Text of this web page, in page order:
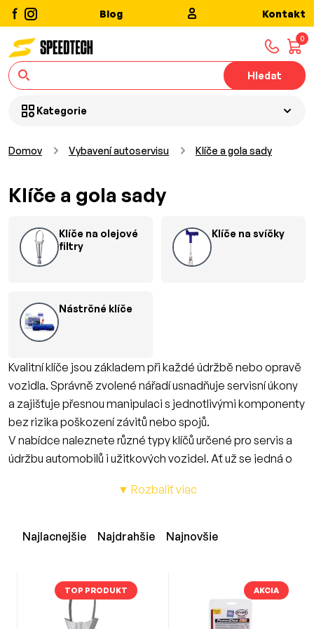
Blog Kontakt
0
Hledat
Kategorie
Domov Vybavení autoservisu Klíče a gola sady
Klíče a gola sady
Klíče na olejové
filtry
Klíče na svíčky
Nástrčné klíče
Kvalitní klíče jsou základem při každé údržbě nebo opravě
vozidla. Správně zvolené nářadí usnadňuje servisní úkony
a zajišťuje přesnou manipulaci s jednotlivými komponenty
bez rizika poškození závitů nebo spojů.
V nabídce naleznete různé typy klíčů určené pro servis a
údržbu automobilů i užitkových vozidel. Ať už se jedná o
motorovými komponenty, správné nářadí je nezbytné pro
Pro každodenní údržbu i speciální
Vybrat si můžete gola sady, nástrčné a vidlicové klíče,
jakož i speciální klíče na olejové filtry nebo servisní práce
▼ Rozbaliť viac
Najlacnejšie Najdrahšie Najnovšie
TOP PRODUKT AKCIA